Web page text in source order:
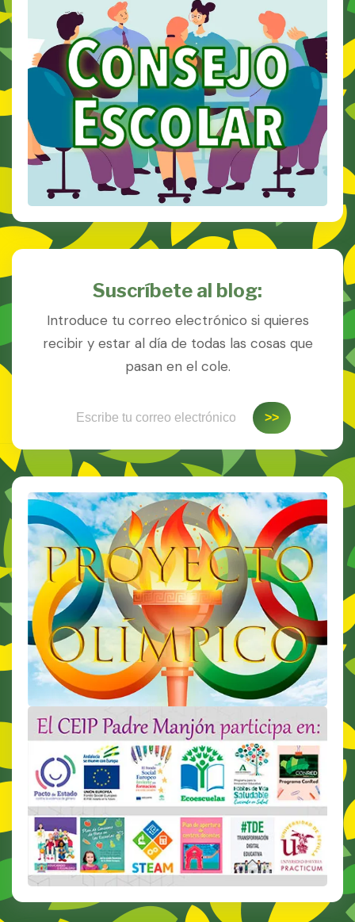
Suscríbete al blog:
Introduce tu correo electrónico si quieres
recibir y estar al día de todas las cosas que
pasan en el cole.
>>